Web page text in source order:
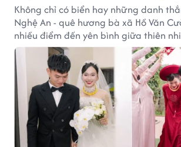
Không chỉ có biển hay những danh
Nghệ An - quê hương bà xã Hồ Văn
nhiều điểm đến yên bình giữa thiên